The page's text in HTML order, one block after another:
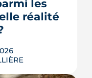
Je
les
réalité